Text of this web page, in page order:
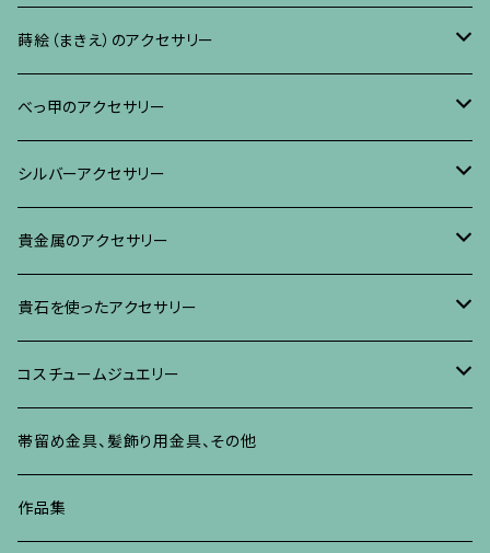
リング
ブレスレット・バングル、その他
ネックレス、ペンダント
ブレスレット、その他
イヤリング・ピアス
ネックレス、ペンダント
リング
ブレスレット、その他
ブローチ
イヤリング・ピアス
ネックレス、ペンダント
リング
ブレスレット、その他
蒔絵（まきえ）のアクセサリー
べっ甲に蒔絵のアクセサリー
ブローチ
イヤリング・ピアス
真珠に蒔絵のアクセサリー
ブローチ
イヤリング、ピアス
水晶に蒔絵のアクセサリー
ブローチ
イヤリング、ピアス
朴の木やポプラに蒔絵のアクセサリー
ブローチ
イヤリング・ピアス
その他の蒔絵のアクセサリー
べっ甲のアクセサリー
ブローチ
イヤリング、ピアス
ネックレス、ペンダント
リング
ブレスレット、バングル、その他
シルバーアクセサリー
ブローチ
イヤリング、ピアス
ネックレス、ペンダント
リング
ブレスレット、バングル、その他
貴金属のアクセサリー
ブローチ
イヤリング、ピアス
ネックレス、ペンダント
ブレスレット、その他
貴石を使ったアクセサリー
ブローチ
イヤリング、ピアス
ネックレス、ペンダント
コスチュームジュエリー
ブローチ
イヤリング、ピアス
帯留め金具、髪飾り用金具、その他
作品集